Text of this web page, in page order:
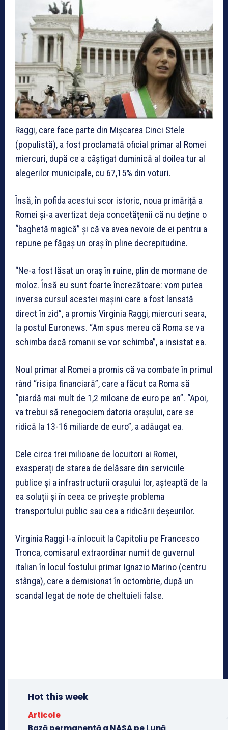
Raggi, care face parte din Mișcarea Cinci Stele
(populistă), a fost proclamată oficial primar al Romei
miercuri, după ce a câștigat duminică al doilea tur al
alegerilor municipale, cu 67,15% din voturi.
Însă, în pofida acestui scor istoric, noua primăriță a
Romei și-a avertizat deja concetățenii că nu deține o
“baghetă magică” și că va avea nevoie de ei pentru a
repune pe făgaș un oraș în pline decrepitudine.
“Ne-a fost lăsat un oraș în ruine, plin de mormane de
moloz. Însă eu sunt foarte încrezătoare: vom putea
inversa cursul acestei mașini care a fost lansată
direct în zid”, a promis Virginia Raggi, miercuri seara,
la postul Euronews. “Am spus mereu că Roma se va
schimba dacă romanii se vor schimba”, a insistat ea.
Noul primar al Romei a promis că va combate în primul
rând “risipa financiară”, care a făcut ca Roma să
“piardă mai mult de 1,2 miloane de euro pe an”. “Apoi,
va trebui să renegociem datoria orașului, care se
ridică la 13-16 miliarde de euro”, a adăugat ea.
Cele circa trei milioane de locuitori ai Romei,
exasperați de starea de delăsare din serviciile
publice și a infrastructurii orașului lor, așteaptă de la
ea soluții și în ceea ce privește problema
transportului public sau cea a ridicării deșeurilor.
Virginia Raggi l-a înlocuit la Capitoliu pe Francesco
Tronca, comisarul extraordinar numit de guvernul
italian în locul fostului primar Ignazio Marino (centru
stânga), care a demisionat în octombrie, după un
scandal legat de note de cheltuieli false.
Hot this week
Articole